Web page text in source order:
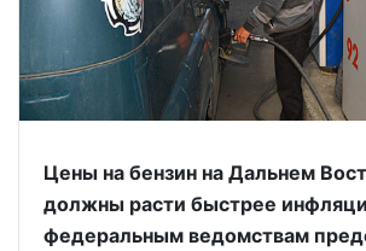
Цены на бензин на Дальнем
должны расти быстрее
федеральным ведомствам